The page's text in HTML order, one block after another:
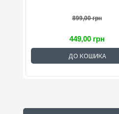
899,00 грн
449,00 грн
ДО КОШИКА